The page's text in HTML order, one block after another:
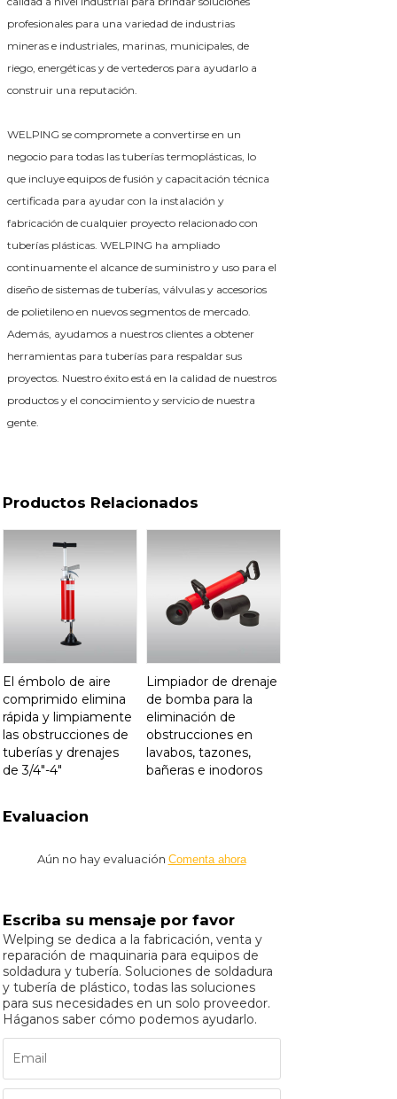
profesionales para una variedad de industrias
mineras e industriales, marinas, municipales, de
riego, energéticas y de vertederos para ayudarlo a
construir una reputación.
WELPING se compromete a convertirse en un
negocio para todas las tuberías termoplásticas, lo
que incluye equipos de fusión y capacitación técnica
certificada para ayudar con la instalación y
fabricación de cualquier proyecto relacionado con
tuberías plásticas. WELPING ha ampliado
continuamente el alcance de suministro y uso para el
diseño de sistemas de tuberías, válvulas y accesorios
de polietileno en nuevos segmentos de mercado.
Además, ayudamos a nuestros clientes a obtener
herramientas para tuberías para respaldar sus
proyectos. Nuestro éxito está en la calidad de nuestros
productos y el conocimiento y servicio de nuestra
gente.
Productos Relacionados
El émbolo de aire
comprimido elimina
rápida y limpiamente
las obstrucciones de
tuberías y drenajes
de 3/4"-4"
Limpiador de drenaje
de bomba para la
eliminación de
obstrucciones en
lavabos, tazones,
bañeras e inodoros
Evaluacion
Aún no hay evaluación Comenta ahora
Escriba su mensaje por favor
Welping se dedica a la fabricación, venta y
reparación de maquinaria para equipos de
soldadura y tubería. Soluciones de soldadura
y tubería de plástico, todas las soluciones
para sus necesidades en un solo proveedor.
Háganos saber cómo podemos ayudarlo.